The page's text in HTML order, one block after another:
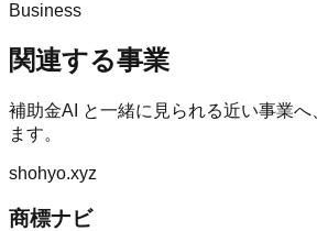
Business
関連する事業
補助金AI
と一緒に見られる近い事業へ
ます。
shohyo.xyz
商標ナビ